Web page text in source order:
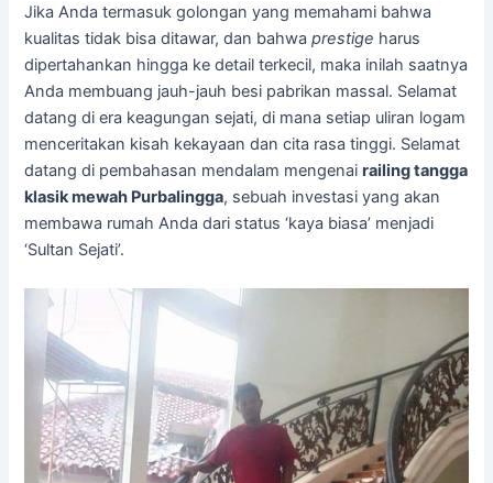
Jika Anda termasuk golongan yang memahami bahwa
kualitas tidak bisa ditawar, dan bahwaprestige harus
dipertahankan hingga ke detail terkecil, maka inilah saatnya
Anda membuang jauh-jauh besi pabrikan massal. Selamat
datang di era keagungan sejati, di mana setiap uliran logam
menceritakan kisah kekayaan dan cita rasa tinggi. Selamat
datang di pembahasan mendalam mengenairailing tangga
klasik mewah Purbalingga, sebuah investasi yang akan
membawa rumah Anda dari status ‘kaya biasa’ menjadi
‘Sultan Sejati’.